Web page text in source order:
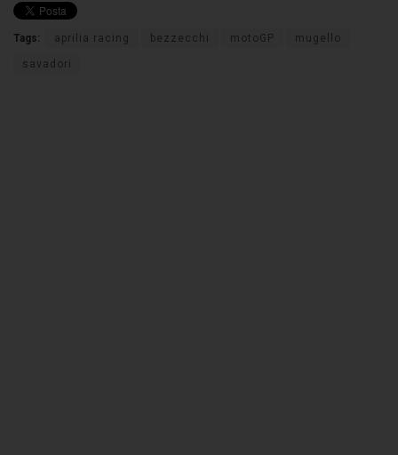
Tags: aprilia racing bezzecchi motoGP mugello
savadori